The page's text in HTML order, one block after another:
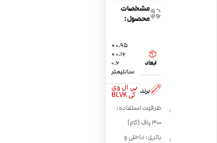
مشخصات
محصول:
ابعاد
0.95 ×
0.16 ×
0.6
سانتیمتر
برند بی ال وی
کی BLVK
ظرفیت استفاده:
300 پاف (کام)
باتری: داخلی و